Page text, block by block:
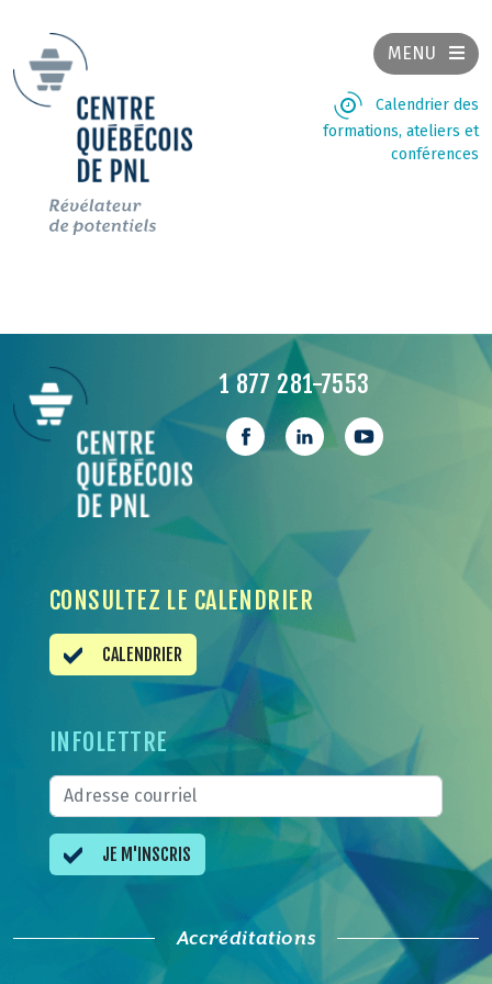
MENU
Calendrier des
formations, ateliers et
conférences
1 877 281-7553
CONSULTEZ LE CALENDRIER
CALENDRIER
INFOLETTRE
JE M'INSCRIS
Accréditations